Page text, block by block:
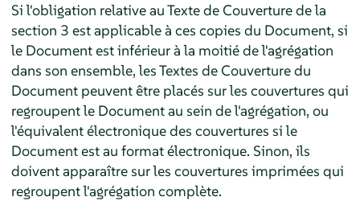
Si l'obligation relative au Texte de Couverture de la
section 3 est applicable à ces copies du Document, si
le Document est inférieur à la moitié de l'agrégation
dans son ensemble, les Textes de Couverture du
Document peuvent être placés sur les couvertures qui
regroupent le Document au sein de l'agrégation, ou
l'équivalent électronique des couvertures si le
Document est au format électronique. Sinon, ils
doivent apparaître sur les couvertures imprimées qui
regroupent l'agrégation complète.